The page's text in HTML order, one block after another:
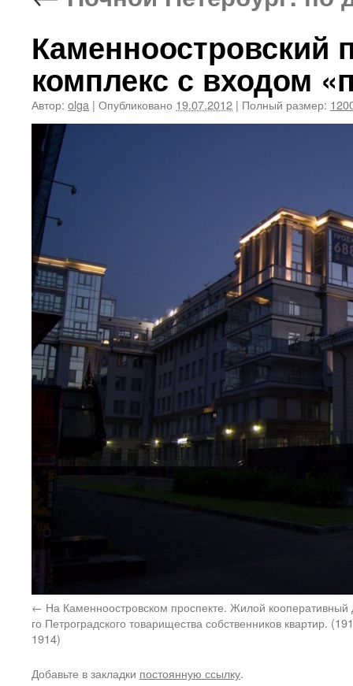
Каменноостровский
комплекс с входом
Автор: olga | Опубликовано 19.07.2012 | Полный размер:
На Каменноостровском проспекте. Жилой
го Петроградского товарищества собственников квартир.
1914)
Добавьте в закладки постоянную ссылку.